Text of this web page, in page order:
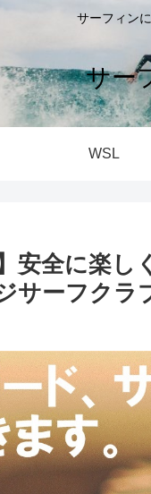
サーフィン
サー
WSL
安全に楽
ーフクラ